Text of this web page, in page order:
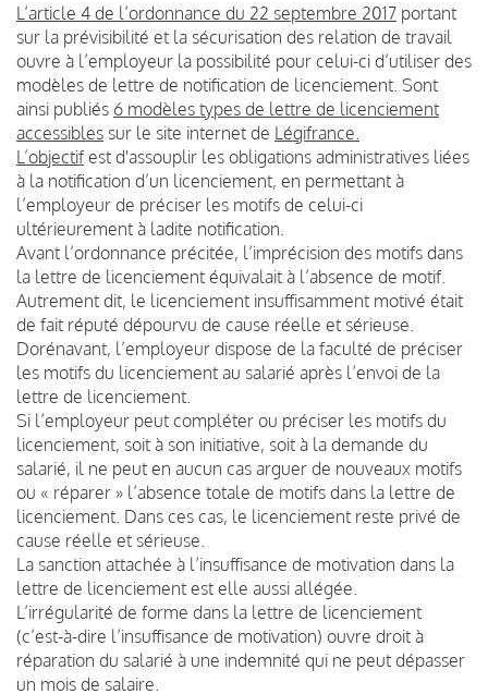
L’article 4 de l’ordonnance du 22 septembre 2017 portant
sur la prévisibilité et la sécurisation des relation de travail
ouvre à l’employeur la possibilité pour celui-ci d’utiliser des
modèles de lettre de notification de licenciement. Sont
ainsi publiés 6 modèles types de lettre de licenciement
accessibles sur le site internet de Légifrance.
L’objectifest d'assouplir les obligations administratives liées
à la notification d’un licenciement, en permettant à
l’employeur de préciser les motifs de celui-ci
ultérieurement à ladite notification.
Avant l’ordonnance précitée, l’imprécision des motifs dans
la lettre de licenciement équivalait à l’absence de motif.
Autrement dit, le licenciement insuffisamment motivé était
de fait réputé dépourvu de cause réelle et sérieuse.
Dorénavant, l’employeur dispose de la faculté de préciser
les motifs du licenciement au salarié après l’envoi de la
lettre de licenciement.
Si l’employeur peut compléter ou préciser les motifs du
licenciement, soit à son initiative, soit à la demande du
salarié, il ne peut en aucun cas arguer de nouveaux motifs
ou « réparer » l’absence totale de motifs dans la lettre de
licenciement. Dans ces cas, le licenciement reste privé de
cause réelle et sérieuse.
La sanction attachée à l’insuffisance de motivation dans la
lettre de licenciement est elle aussi allégée.
L’irrégularité de forme dans la lettre de licenciement
(c’est-à-dire l’insuffisance de motivation) ouvre droit à
réparation du salarié à une indemnité qui ne peut dépasser
un mois de salaire.